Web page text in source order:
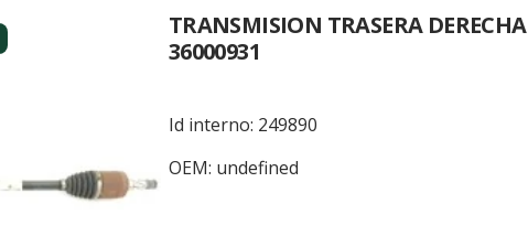
TRANSMISION TRASERA DERECHA
36000931
Id interno: 249890
OEM: undefined